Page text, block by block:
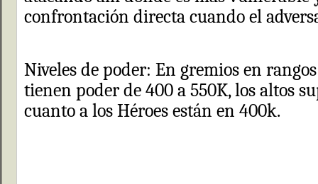
confrontación directa cuando el
Niveles de poder: En gremios en
tienen poder de 400 a 550K, los altos
cuanto a los Héroes están en 400k.